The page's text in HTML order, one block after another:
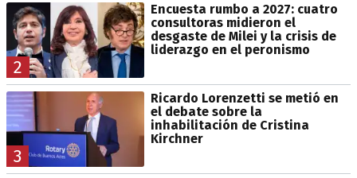
2
Encuesta rumbo a 2027: cuatro
consultoras midieron el
desgaste de Milei y la crisis de
liderazgo en el peronismo
3
Ricardo Lorenzetti se metió en
el debate sobre la
inhabilitación de Cristina
Kirchner